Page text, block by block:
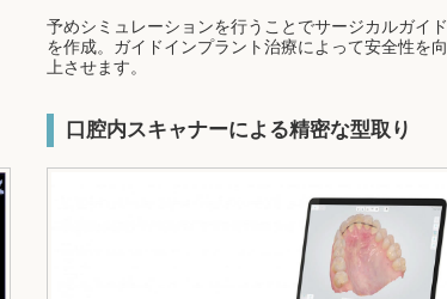
予めシミュレーションを行うことでサージカルガイド
を作成。ガイドインプラント治療によって安全性を向
上させます。
口腔内スキャナーによる精密な型取り